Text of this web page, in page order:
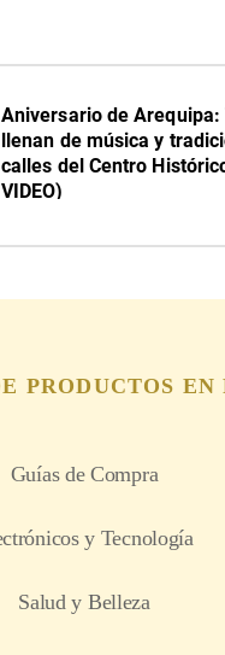
Aniversario de Arequipa:
llenan de música y
calles del Centro
VIDEO)